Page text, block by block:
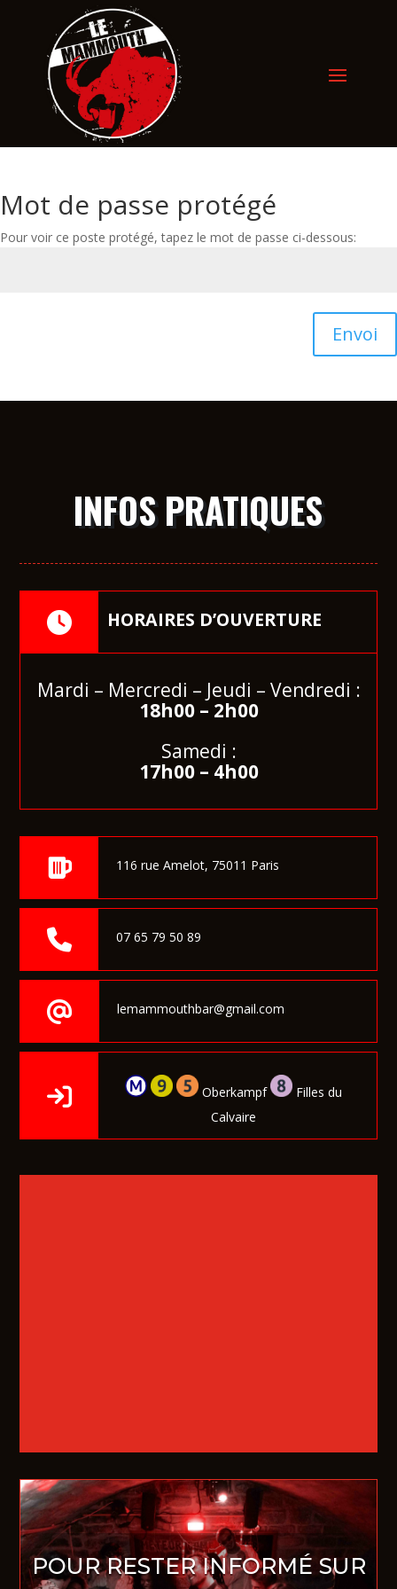
Mot de passe protégé
Pour voir ce poste protégé, tapez le mot de passe ci-dessous:
Envoi
INFOS PRATIQUES
HORAIRES D’OUVERTURE
Mardi – Mercredi – Jeudi – Vendredi :
18h00 – 2h00
Samedi :
17h00 – 4h00
116 rue Amelot, 75011 Paris
07 65 79 50 89
lemammouthbar@gmail.com
Oberkampf
Filles du
Calvaire
POUR RESTER INFORMÉ SUR